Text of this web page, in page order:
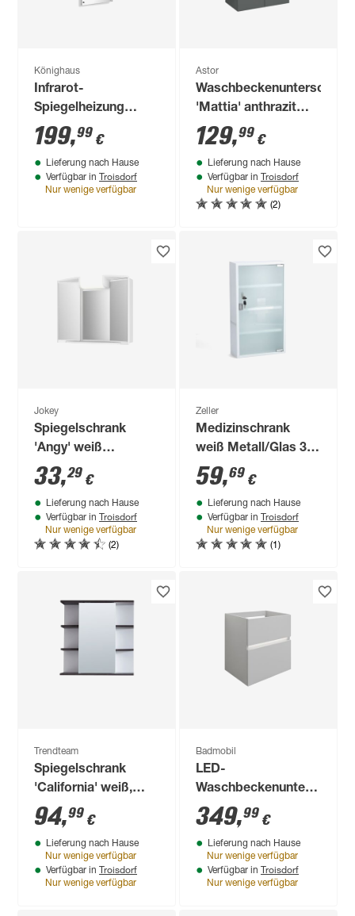
Könighaus
Infrarot-
Spiegelheizung
silbern 450 W
199,99 €
Lieferung nach Hause
Verfügbar in Troisdorf
Nur wenige verfügbar
Astor
'Mattia' anthrazit
glänzend 52,7 x 55,9
x 31,6 cm
129,99 €
Lieferung nach Hause
Verfügbar in Troisdorf
Nur wenige verfügbar
(2)
Jokey
Spiegelschrank
'Angy' weiß
Hochglanz 59 x 50 x
15 cm
33,29 €
Lieferung nach Hause
Verfügbar in Troisdorf
Nur wenige verfügbar
(2)
Zeller
Medizinschrank
weiß Metall/Glas 30
x 60 x 12 cm
59,69 €
Lieferung nach Hause
Verfügbar in Troisdorf
Nur wenige verfügbar
(1)
Trendteam
Spiegelschrank
'California' weiß,
silbern 60 x 60 x 20
cm
94,99 €
Lieferung nach Hause
Nur wenige verfügbar
Verfügbar in Troisdorf
Nur wenige verfügbar
Badmobil
LED-
'Foton' grau matt 60
x 65 x 41,5 cm
349,99 €
Lieferung nach Hause
Nur wenige verfügbar
Verfügbar in Troisdorf
Nur wenige verfügbar